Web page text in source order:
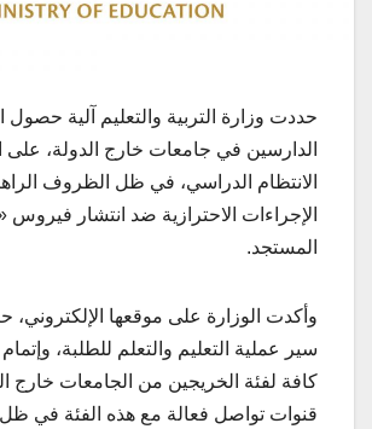
حددت وزارة التربية والتعليم آلية حصول
الدارسين في جامعات خارج الدولة، على
الانتظام الدراسي، في ظل الظروف
الإجراءات الاحترازية ضد انتشار فيروس
المستجد.
وأكدت الوزارة على موقعها
سير عملية التعليم والتعلم للطلبة،
كافة لفئة الخريجين من الجامعات خارج
قنوات تواصل فعالة مع هذه الفئة في ظل